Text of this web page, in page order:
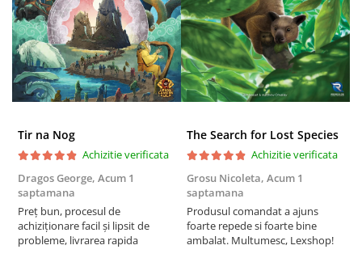
Puzzle 4000 piese
Puzzle 500 piese
4D Cityscape Time Puzzle
Puzzle 180 piese
Educative
Puzzle 300 piese
Puzzle
Puzzle 70 piese
Puzzle cu 100 piese
Tir na Nog
Achizitie verificata
Dragos George, Acum 1
saptamana
Preț bun, procesul de
achiziționare facil și lipsit de
probleme, livrarea rapida
The Search for Lost Species
Achizitie verificata
Grosu Nicoleta, Acum 1
saptamana
Produsul comandat a ajuns
foarte repede si foarte bine
ambalat. Multumesc, Lexshop!